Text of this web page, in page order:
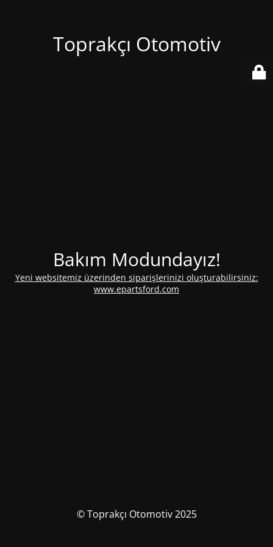
Toprakçı Otomotiv
Bakım Modundayız!
Yeni websitemiz üzerinden siparişlerinizi oluşturabilirsiniz:
www.epartsford.com
© Toprakçı Otomotiv 2025